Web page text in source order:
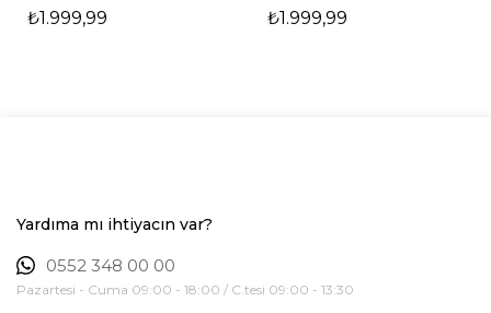
₺1.999,99 ₺1.999,99
Yardıma mı ihtiyacın var?
0552 348 00 00
Pazartesi - Cuma 09:00 - 18:00 / C.tesi 09:00 - 13:30